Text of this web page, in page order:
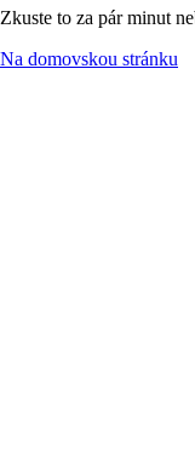
Zkuste to za pár minut
Na domovskou stránku